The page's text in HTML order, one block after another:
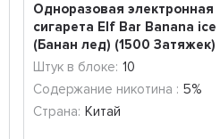
Одноразовая электронная
сигарета Elf Bar Banana ice
(Банан лед) (1500 Затяжек)
Штук в блоке: 10
Содержание никотина : 5%
Страна: Китай